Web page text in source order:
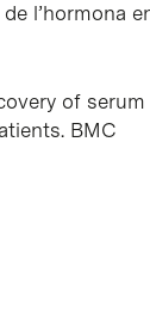
l’hormona
of serum
BMC